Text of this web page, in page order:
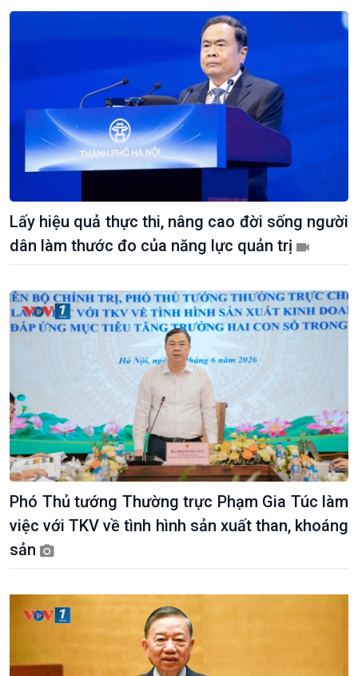
Xã hội
Khoa học & Công nghệ
Lấy hiệu quả thực thi, nâng cao đời sống người
dân làm thước đo của năng lực quản trị
Phó Thủ tướng Thường trực Phạm Gia Túc làm
việc với TKV về tình hình sản xuất than, khoáng
sản